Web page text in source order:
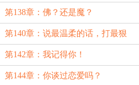
第138章：佛？还是魔？
第140章：说最温柔的话，打最狠
的架！（三更！）
第142章：我记得你！
第144章：你谈过恋爱吗？